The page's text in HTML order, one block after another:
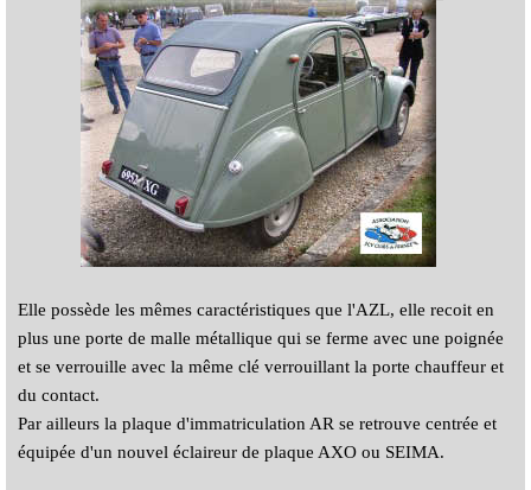
Elle possède les mêmes caractéristiques que l'AZL, elle recoit en
plus une porte de malle métallique qui se ferme avec une poignée
et se verrouille avec la même clé verrouillant la porte chauffeur et
du contact.
Par ailleurs la plaque d'immatriculation AR se retrouve centrée et
équipée d'un nouvel éclaireur de plaque AXO ou SEIMA.